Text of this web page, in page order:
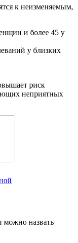
к неизменяемым,
и более 45 у
у близких
риск
неприятных
можно назвать